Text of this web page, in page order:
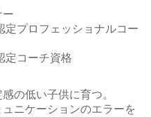
ー
定プロフェッショナルコー
定コーチ資格
の低い子供に育つ。
ニケーションのエラーを